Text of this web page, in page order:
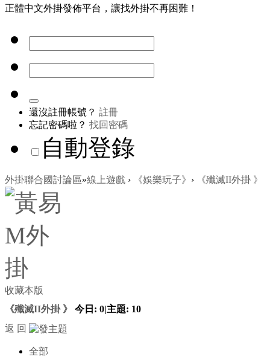
正體中文外掛發佈平台，讓找外掛不再困難！
還沒註冊帳號？ 註冊
忘記密碼啦？ 找回密碼
自動登錄
外掛聯合國討論區»線上遊戲 › 《娛樂玩子》 › 《殲滅II外掛 》
收藏本版
《殲滅II外掛 》
今日: 0|主題: 10
返 回
全部